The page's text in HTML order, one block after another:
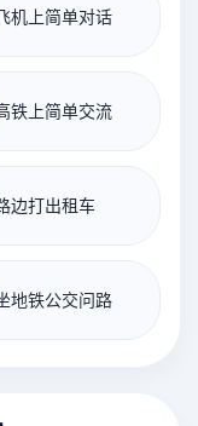
机上简单对话
铁上简单交流
边打出租车
地铁公交问路